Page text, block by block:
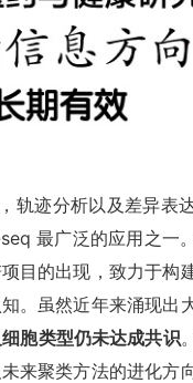
迹分析以及差异表
最广泛的应用之一
目的出现，致力于构
。虽然近年来涌现出
胞类型仍未达成共识
来聚类方法的进化方